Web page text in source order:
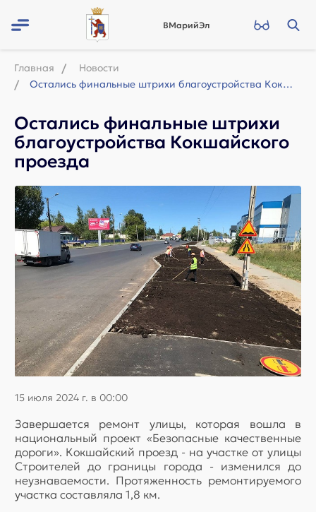
ВМарийЭл
Главная
Новости
Остались финальные штрихи благоустройства Кокшайского проезда
Остались финальные штрихи
благоустройства Кокшайского
проезда
15 июля 2024 г. в 00:00
Завершается ремонт улицы, которая вошла в
национальный проект «Безопасные качественные
дороги». Кокшайский проезд - на участке от улицы
Строителей до границы города - изменился до
неузнаваемости. Протяженность ремонтируемого
участка составляла 1,8 км.